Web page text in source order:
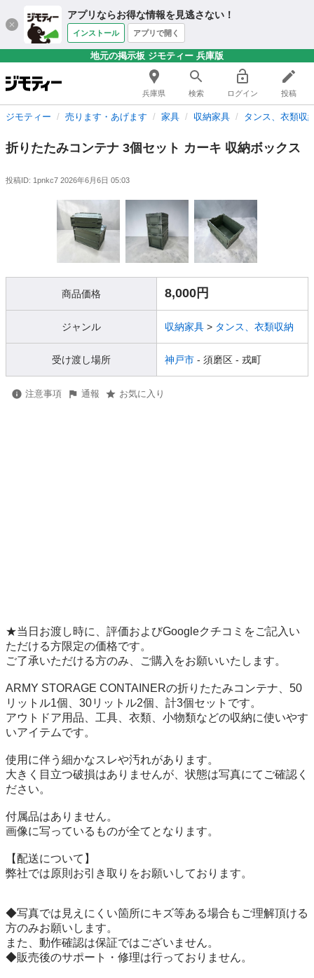
アプリならお得な情報を見逃さない！
インストール アプリで開く
地元の掲示板 ジモティー 兵庫版
兵庫県 検索 ログイン 投稿
ジモティー 売ります・あげます 家具 収納家具 タンス、衣類収
折りたたみコンテナ 3個セット カーキ 収納ボックス
投稿ID: 1pnkc7 2026年6月6日 05:03
商品価格 8,000円
ジャンル 収納家具 > タンス、衣類収納
受け渡し場所 神戸市 - 須磨区 - 戎町
注意事項 通報 お気に入り
★当日お渡し時に、評価およびGoogleクチコミをご記入い
ただける方限定の価格です。
ご了承いただける方のみ、ご購入をお願いいたします。
ARMY STORAGE CONTAINERの折りたたみコンテナ、50
リットル1個、30リットル2個、計3個セットです。
アウトドア用品、工具、衣類、小物類などの収納に使いやす
いアイテムです。
使用に伴う細かなスレや汚れがあります。
大きく目立つ破損はありませんが、状態は写真にてご確認く
ださい。
付属品はありません。
画像に写っているものが全てとなります。
【配送について】
弊社では原則お引き取りをお願いしております。
◆写真では見えにくい箇所にキズ等ある場合もご理解頂ける
方のみお願いします。
また、動作確認は保証ではございません。
◆販売後のサポート・修理は行っておりません。